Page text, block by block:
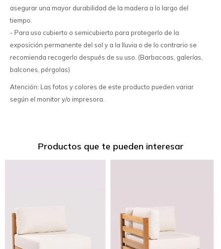
asegurar una mayor durabilidad de la madera a lo largo del
tiempo.
- Para uso cubierto o semicubierto para protegerlo de la
exposición permanente del sol y a la lluvia o de lo contrario se
recomienda recogerlo después de su uso. (Barbacoas, galerías,
balcones, pérgolas)
Atención: Las fotos y colores de este producto pueden variar
según el monitor y/o impresora.
Productos que te pueden interesar